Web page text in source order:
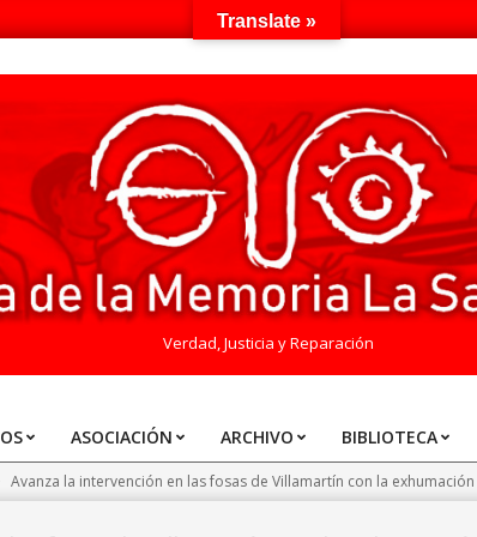
Verdad, Justicia y Reparación
ASOCIACIÓN ARCHIVO BIBLIOTECA
Avanza la intervención en las fosas de Villamartín con la
Translate »